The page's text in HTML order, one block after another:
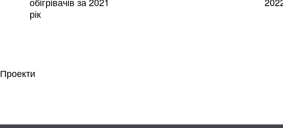
рік
Проекти